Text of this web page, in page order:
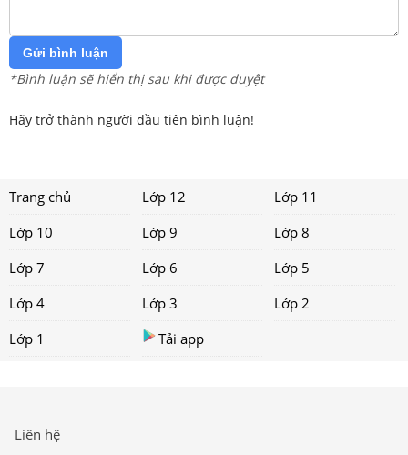
Gửi bình luận
*Bình luận sẽ hiển thị sau khi được duyệt
Hãy trở thành người đầu tiên bình luận!
Trang chủ Lớp 12
Lớp 11
Lớp 10
Lớp 9
Lớp 8
Lớp 7
Lớp 6
Lớp 5
Lớp 4
Lớp 3
Lớp 2
Lớp 1
Tải app
Liên hệ